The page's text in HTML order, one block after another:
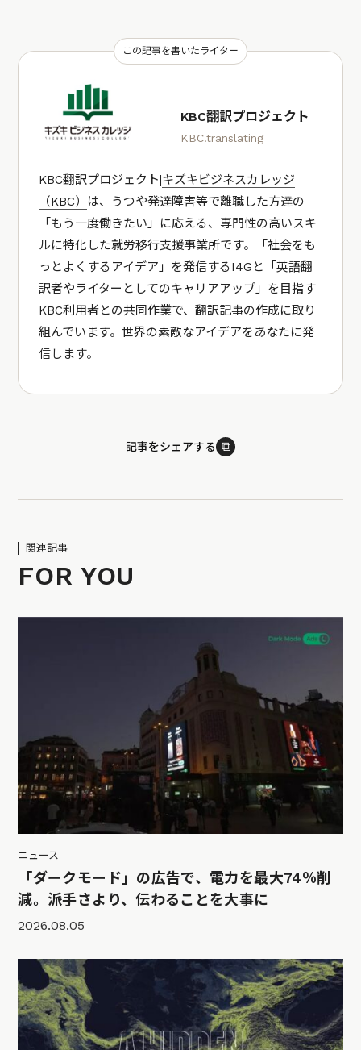
この記事を書いたライター
KBC翻訳プロジェクト
KBC.translating
KBC翻訳プロジェクト| キズキビジネスカレッジ
（KBC） は、うつや発達障害等で離職した方達の
「もう一度働きたい」に応える、専門性の高いスキ
ルに特化した就労移行支援事業所です。「社会をも
っとよくするアイデア」を発信するI4Gと「英語翻
訳者やライターとしてのキャリアアップ」を目指す
KBC利用者との共同作業で、翻訳記事の作成に取り
組んでいます。世界の素敵なアイデアをあなたに発
信します。
記事をシェアする ⧉
関連記事
FOR YOU
ニュース
「ダークモード」の広告で、電力を最大74％削
減。派手さより、伝わることを大事に
2026.08.05